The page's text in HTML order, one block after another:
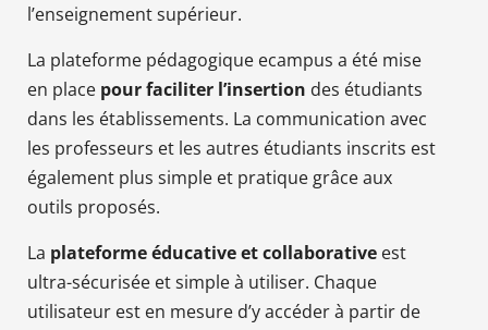
l’enseignement supérieur.
La plateforme pédagogique ecampus a été mise
en place pour faciliter l’insertion des étudiants
dans les établissements. La communication avec
les professeurs et les autres étudiants inscrits est
également plus simple et pratique grâce aux
outils proposés.
La plateforme éducative et collaborative est
ultra-sécurisée et simple à utiliser. Chaque
utilisateur est en mesure d’y accéder à partir de